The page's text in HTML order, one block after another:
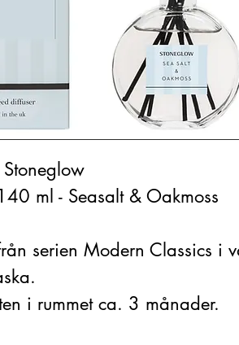
ml - Seasalt & Oakmoss
serien Modern Classics i
i rummet ca. 3 månader.